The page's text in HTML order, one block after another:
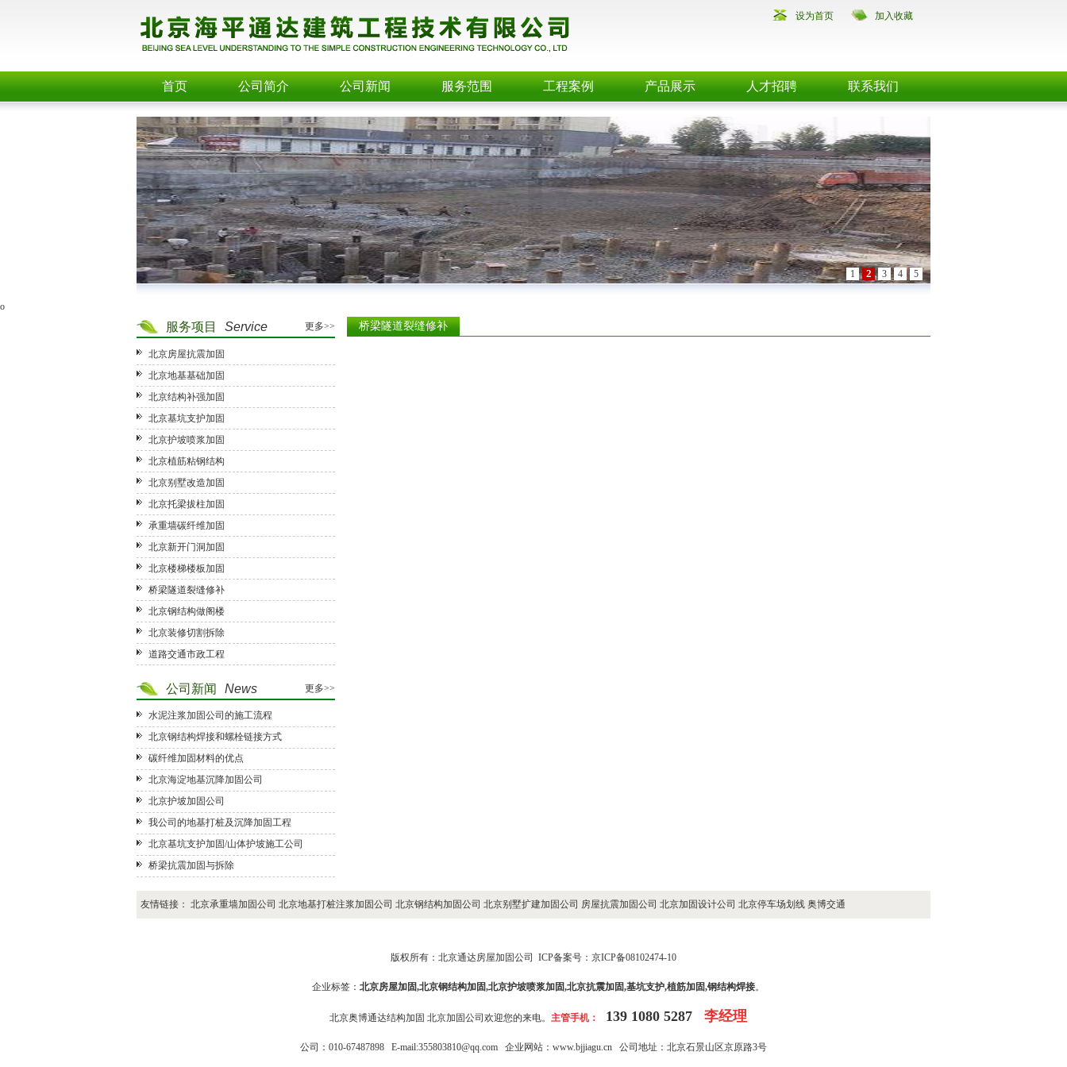
设为首页 加入收藏
首页 公司简介 公司新闻 服务范围 工程案例 产品展示 人才招聘 联系我们
1 2 3 4 5
o
服务项目 Service 更多>>
北京房屋抗震加固
北京地基基础加固
北京结构补强加固
北京基坑支护加固
北京护坡喷浆加固
北京植筋粘钢结构
北京别墅改造加固
北京托梁拔柱加固
承重墙碳纤维加固
北京新开门洞加固
北京楼梯楼板加固
桥梁隧道裂缝修补
北京钢结构做阁楼
北京装修切割拆除
道路交通市政工程
公司新闻 News 更多>>
水泥注浆加固公司的施工流程
北京钢结构焊接和螺栓链接方式
碳纤维加固材料的优点
北京海淀地基沉降加固公司
北京护坡加固公司
我公司的地基打桩及沉降加固工程
北京基坑支护加固/山体护坡施工公司
桥梁抗震加固与拆除
桥梁隧道裂缝修补
友情链接： 北京承重墙加固公司 北京地基打桩注浆加固公司 北京钢结构加固公司 北京别墅扩建加固公司 房屋抗震加固公司 北京加固设计公司 北京停车场划线 奥博交通
版权所有： 北京通达房屋加固公司 ICP备案号：京ICP备08102474-10
企业标签： 北京房屋加固,北京钢结构加固,北京护坡喷浆加固,北京抗震加固,基坑支护,植筋加固,钢结构焊接。
北京奥博通达结构加固 北京加固公司 欢迎您的来电。 主管手机： 139 1080 5287 李经理
公司：010-67487898 E-mail:355803810@qq.com 企业网站： www.bjjiagu.cn 公司地址：北京石景山区京原路3号